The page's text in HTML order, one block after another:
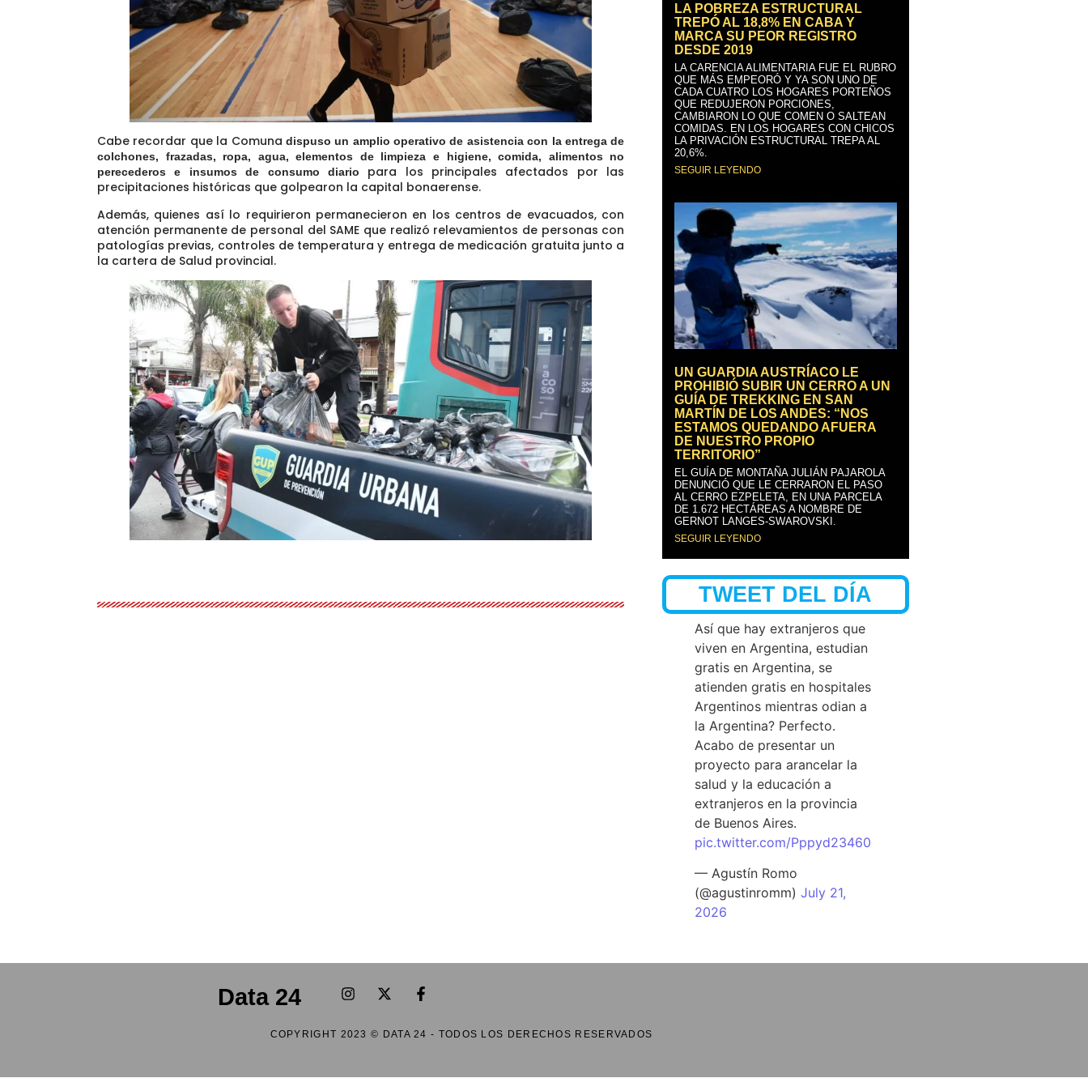
Cabe recordar que la Comuna dispuso un amplio operativo de asistencia con la entrega de
colchones, frazadas, ropa, agua, elementos de limpieza e higiene, comida, alimentos no
perecederos e insumos de consumo diario
para los principales afectados por las
precipitaciones históricas que golpearon la capital bonaerense.
Además, quienes así lo requirieron permanecieron en los centros de evacuados, con
atención permanente de personal del SAME que realizó relevamientos de personas con
patologías previas, controles de temperatura y entrega de medicación gratuita junto a
la cartera de Salud provincial.
LA POBREZA ESTRUCTURAL
TREPÓ AL 18,8% EN CABA Y
MARCA SU PEOR REGISTRO
DESDE 2019
LA CARENCIA ALIMENTARIA FUE EL RUBRO
QUE MÁS EMPEORÓ Y YA SON UNO DE
CADA CUATRO LOS HOGARES PORTEÑOS
QUE REDUJERON PORCIONES,
CAMBIARON LO QUE COMEN O SALTEAN
COMIDAS. EN LOS HOGARES CON CHICOS
LA PRIVACIÓN ESTRUCTURAL TREPA AL
20,6%.
SEGUIR LEYENDO
UN GUARDIA AUSTRÍACO LE
PROHIBIÓ SUBIR UN CERRO A UN
GUÍA DE TREKKING EN SAN
MARTÍN DE LOS ANDES: “NOS
ESTAMOS QUEDANDO AFUERA
DE NUESTRO PROPIO
TERRITORIO”
EL GUÍA DE MONTAÑA JULIÁN PAJAROLA
DENUNCIÓ QUE LE CERRARON EL PASO
AL CERRO EZPELETA, EN UNA PARCELA
DE 1.672 HECTÁREAS A NOMBRE DE
GERNOT LANGES-SWAROVSKI.
SEGUIR LEYENDO
TWEET DEL DÍA
Así que hay extranjeros que
viven en Argentina, estudian
gratis en Argentina, se
atienden gratis en hospitales
Argentinos mientras odian a
la Argentina? Perfecto.
Acabo de presentar un
proyecto para arancelar la
salud y la educación a
extranjeros en la provincia
de Buenos Aires.
pic.twitter.com/Pppyd23460
— Agustín Romo
(@agustinromm)July 21,
2026
Data 24
COPYRIGHT 2023 © DATA 24 - TODOS LOS DERECHOS RESERVADOS